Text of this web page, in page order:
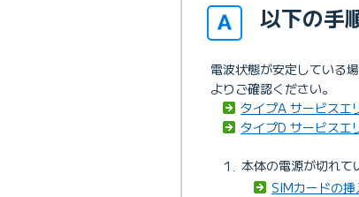
以下の手
電波状態が安定している
よりご確認ください。
タイプA サービスエ
タイプD サービスエ
本体の電源が切れて
SIMカードの